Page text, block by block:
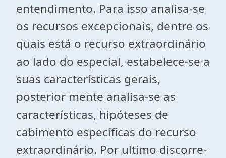
entendimento. Para isso analisa-se
os recursos excepcionais, dentre os
quais está o recurso extraordinário
ao lado do especial, estabelece-se a
suas características gerais,
posterior mente analisa-se as
características, hipóteses de
cabimento específicas do recurso
extraordinário. Por ultimo discorre-